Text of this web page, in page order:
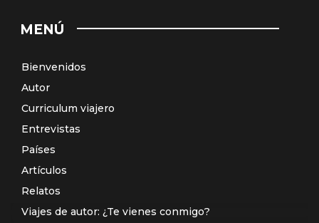
MENÚ
Bienvenidos
Autor
Curriculum viajero
Entrevistas
Países
Artículos
Relatos
Viajes de autor: ¿Te vienes conmigo?